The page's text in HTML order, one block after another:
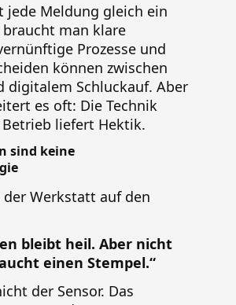
Meldung gleich ein
man klare
Prozesse und
können zwischen
digitalem Schluckauf. Aber
es oft: Die Technik
liefert Hektik.
sind keine
Werkstatt auf den
bleibt heil. Aber nicht
einen Stempel.“
der Sensor. Das